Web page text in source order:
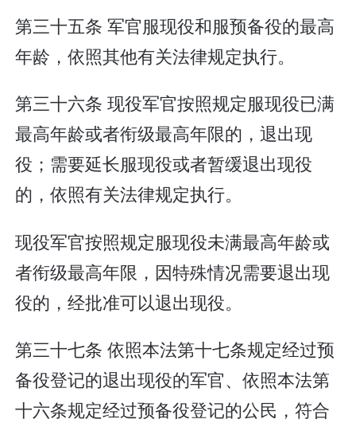
第三十五条 军官服现役和服预备役的最高
年龄，依照其他有关法律规定执行。
第三十六条 现役军官按照规定服现役已满
最高年龄或者衔级最高年限的，退出现
役；需要延长服现役或者暂缓退出现役
的，依照有关法律规定执行。
现役军官按照规定服现役未满最高年龄或
者衔级最高年限，因特殊情况需要退出现
役的，经批准可以退出现役。
第三十七条 依照本法第十七条规定经过预
备役登记的退出现役的军官、依照本法第
十六条规定经过预备役登记的公民，符合